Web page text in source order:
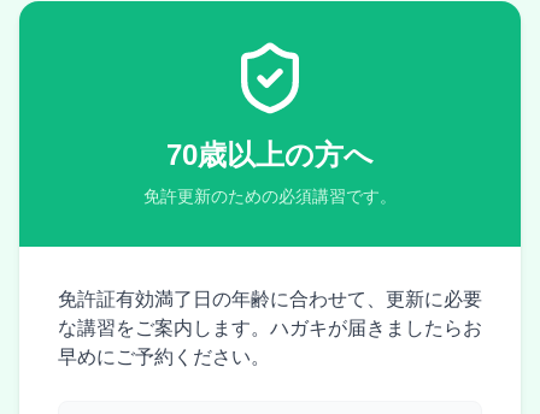
70歳以上の方へ
免許更新のための必須講習です。
免許証有効満了日の年齢に合わせて、更新に必要
な講習をご案内します。ハガキが届きましたらお
早めにご予約ください。